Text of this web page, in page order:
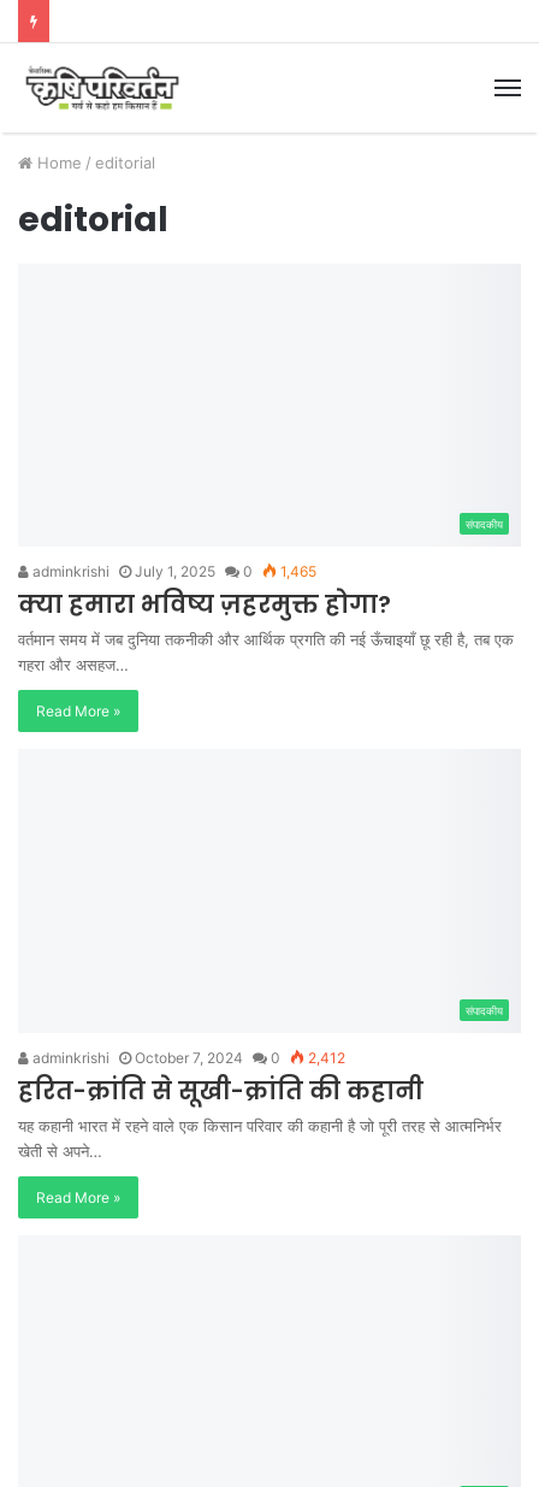
Home / editorial
editorial
संपादकीय
adminkrishi July 1, 2025 0 1,465
क्या हमारा भविष्य ज़हरमुक्त होगा?
वर्तमान समय में जब दुनिया तकनीकी और आर्थिक प्रगति की नई ऊँचाइयाँ छू रही है, तब एक
गहरा और असहज…
Read More »
संपादकीय
adminkrishi October 7, 2024 0 2,412
हरित-क्रांति से सूखी-क्रांति की कहानी
यह कहानी भारत में रहने वाले एक किसान परिवार की कहानी है जो पूरी तरह से आत्मनिर्भर
खेती से अपने…
Read More »